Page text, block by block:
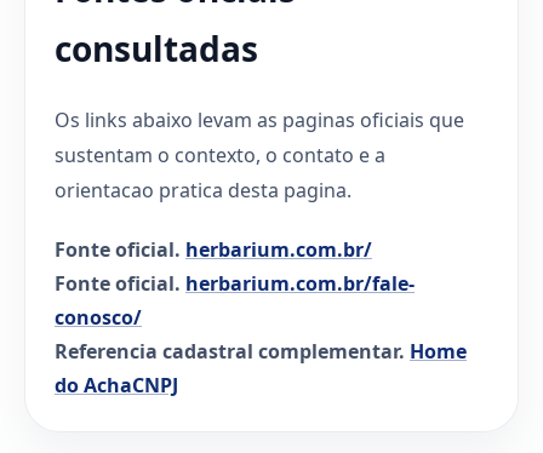
consultadas
Os links abaixo levam as paginas oficiais que
sustentam o contexto, o contato e a
orientacao pratica desta pagina.
Fonte oficial. herbarium.com.br/
Fonte oficial. herbarium.com.br/fale-
conosco/
Referencia cadastral complementar. Home
do AchaCNPJ